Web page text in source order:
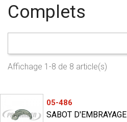
Complets
Affichage 1-8 de 8 article(s)
05-486
SABOT D'EMBRAYAGE